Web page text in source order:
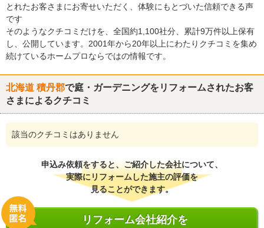
とれたお客さまにお寄せいただく、体験にもとづいた信頼できる声
です
そのようなクチコミだけを、全国約1,100社分、累計9万件以上保有
し、公開しています。2001年から20年以上にわたりクチコミを集め
続けているホームプロならではの情報です。
北海道 積丹郡で庭・ガーデニングをリフォームされたお客
さまによるクチコミ
該当のクチコミはありません
申込み依頼をすると、ご紹介した会社について、
実際にリフォームした施主の評価を
見ることができます。
リフォーム会社紹介を